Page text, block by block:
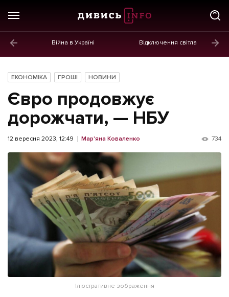
Війна в Україні Відключення світла
Новини
Політика
Економіка
Бізнес
Життя
Культура
Афіша
ІНШЕ
Інтерв'ю
Картки
Прес-релізи
Фото/Відео
Made in Lviv
ЕКОНОМІКА ГРОШІ НОВИНИ
Євро продовжує
дорожчати, — НБУ
12 вересня 2023, 12:49 Мар'яна Коваленко 734
Ілюстративне зображення